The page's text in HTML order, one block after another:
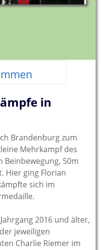
in
Brandenburg zum
Mehrkampf des
Beinbewegung, 50m
Hier ging Florian
sich im
2016 und älter,
jeweiligen
Charlie Riemer im